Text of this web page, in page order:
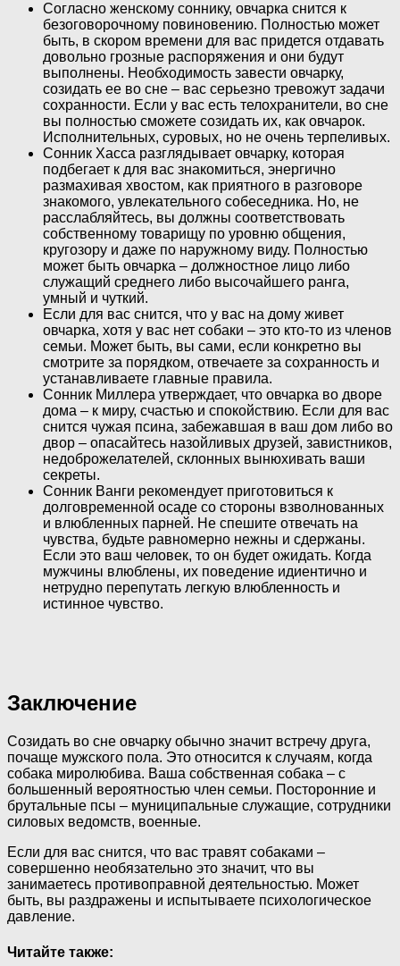
Согласно женскому соннику, овчарка снится к
безоговорочному повиновению. Полностью может
быть, в скором времени для вас придется отдавать
довольно грозные распоряжения и они будут
выполнены. Необходимость завести овчарку,
созидать ее во сне – вас серьезно тревожут задачи
сохранности. Если у вас есть телохранители, во сне
вы полностью сможете созидать их, как овчарок.
Исполнительных, суровых, но не очень терпеливых.
Сонник Хасса разглядывает овчарку, которая
подбегает к для вас знакомиться, энергично
размахивая хвостом, как приятного в разговоре
знакомого, увлекательного собеседника. Но, не
расслабляйтесь, вы должны соответствовать
собственному товарищу по уровню общения,
кругозору и даже по наружному виду. Полностью
может быть овчарка – должностное лицо либо
служащий среднего либо высочайшего ранга,
умный и чуткий.
Если для вас снится, что у вас на дому живет
овчарка, хотя у вас нет собаки – это кто-то из членов
семьи. Может быть, вы сами, если конкретно вы
смотрите за порядком, отвечаете за сохранность и
устанавливаете главные правила.
Сонник Миллера утверждает, что овчарка во дворе
дома – к миру, счастью и спокойствию. Если для вас
снится чужая псина, забежавшая в ваш дом либо во
двор – опасайтесь назойливых друзей, завистников,
недоброжелателей, склонных вынюхивать ваши
секреты.
Сонник Ванги рекомендует приготовиться к
долговременной осаде со стороны взволнованных
и влюбленных парней. Не спешите отвечать на
чувства, будьте равномерно нежны и сдержаны.
Если это ваш человек, то он будет ожидать. Когда
мужчины влюблены, их поведение идиентично и
нетрудно перепутать легкую влюбленность и
истинное чувство.
Заключение
Созидать во сне овчарку обычно значит встречу друга,
почаще мужского пола. Это относится к случаям, когда
собака миролюбива. Ваша собственная собака – с
большенный вероятностью член семьи. Посторонние и
брутальные псы – муниципальные служащие, сотрудники
силовых ведомств, военные.
Если для вас снится, что вас травят собаками –
совершенно необязательно это значит, что вы
занимаетесь противоправной деятельностью. Может
быть, вы раздражены и испытываете психологическое
давление.
Читайте также: